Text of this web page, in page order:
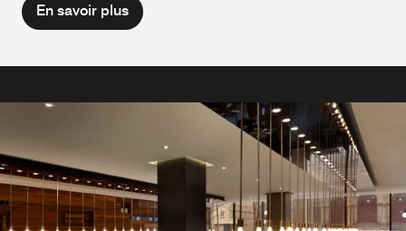
En savoir plus
GOÛTEZ AUX SAVEURS LOCALES
BAR À VIN